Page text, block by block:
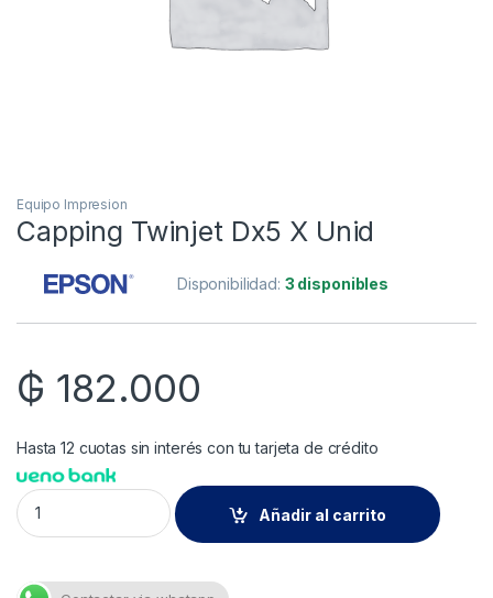
Equipo Impresion
Capping Twinjet Dx5 X Unid
Disponibilidad: 3 disponibles
₲ 182.000
Hasta 12 cuotas sin interés con tu tarjeta de crédito
Capping Twinjet Dx5 X Unid quantity
Añadir al carrito